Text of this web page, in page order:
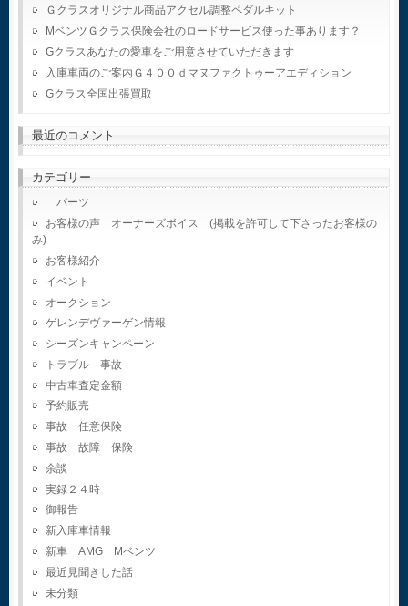
Ｇクラスオリジナル商品アクセル調整ペダルキット
MベンツＧクラス保険会社のロードサービス使った事あります？
Gクラスあなたの愛車をご用意させていただきます
入庫車両のご案内Ｇ４００ｄマヌファクトゥーアエディション
Gクラス全国出張買取
最近のコメント
カテゴリー
パーツ
お客様の声 オーナーズボイス (掲載を許可して下さったお客様の
み)
お客様紹介
イベント
オークション
ゲレンデヴァーゲン情報
シーズンキャンペーン
トラブル 事故
中古車査定金額
予約販売
事故 任意保険
事故 故障 保険
余談
実録２４時
御報告
新入庫車情報
新車 AMG Mベンツ
最近見聞きした話
未分類